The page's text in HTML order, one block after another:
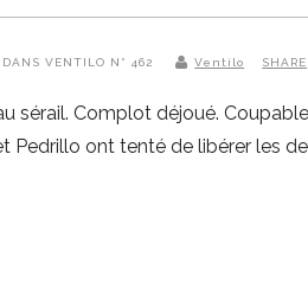
DANS VENTILO N° 462 Ventilo SHARE
Complot déjoué.
Pedrillo ont tenté de libérer les